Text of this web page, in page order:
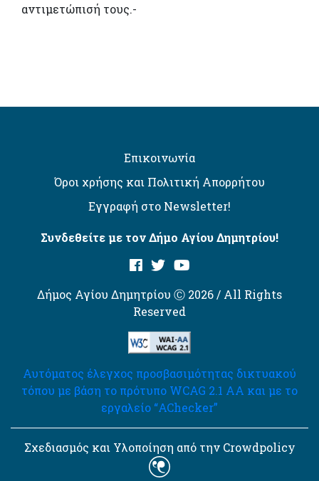
αντιμετώπισή τους.-
Επικοινωνία
Όροι χρήσης και Πολιτική Απορρήτου
Εγγραφή στο Newsletter!
Συνδεθείτε με τον Δήμο Αγίου Δημητρίου!
Δήμος Αγίου Δημητρίου Ⓒ 2026 / All Rights
Reserved
Αυτόματος έλεγχος προσβασιμότητας δικτυακού
τόπου με βάση το πρότυπο WCAG 2.1 AA και με το
εργαλείο “AChecker”
Σχεδιασμός και Υλοποίηση από την Crowdpolicy